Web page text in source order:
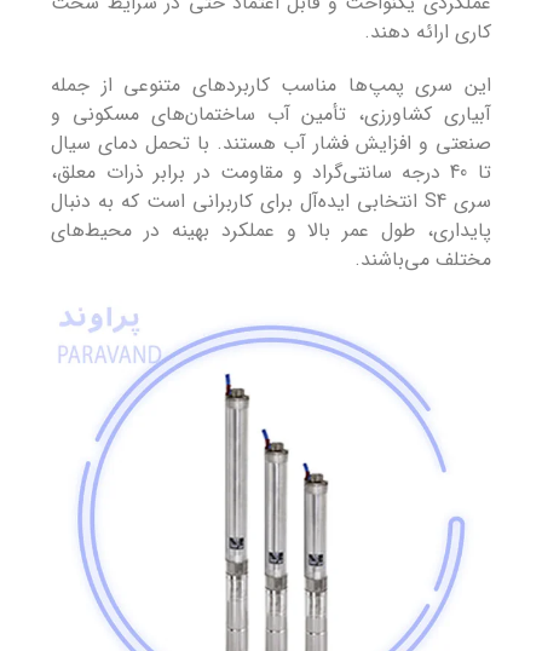
کاری ارائه دهند.
این سری پمپ‌ها مناسب کاربردهای متنوعی از جمله
آبیاری کشاورزی، تأمین آب ساختمان‌های مسکونی و
صنعتی و افزایش فشار آب هستند. با تحمل دمای سیال
تا 40 درجه سانتی‌گراد و مقاومت در برابر ذرات معلق،
سری S4 انتخابی ایده‌آل برای کاربرانی است که به دنبال
پایداری، طول عمر بالا و عملکرد بهینه در محیط‌های
مختلف می‌باشند.